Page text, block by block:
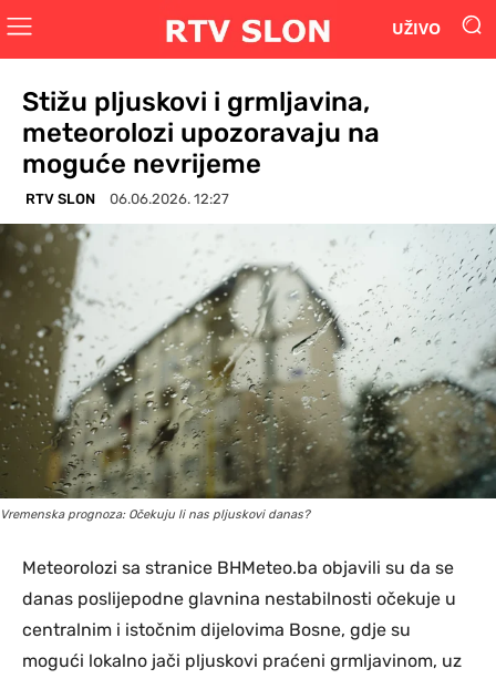
UŽIVO
Stižu pljuskovi i grmljavina,
meteorolozi upozoravaju na
moguće nevrijeme
RTV SLON 06.06.2026. 12:27
Vremenska prognoza: Očekuju li nas pljuskovi danas?
Meteorolozi sa stranice BHMeteo.ba objavili su da se
danas poslijepodne glavnina nestabilnosti očekuje u
centralnim i istočnim dijelovima Bosne, gdje su
mogući lokalno jači pljuskovi praćeni grmljavinom, uz